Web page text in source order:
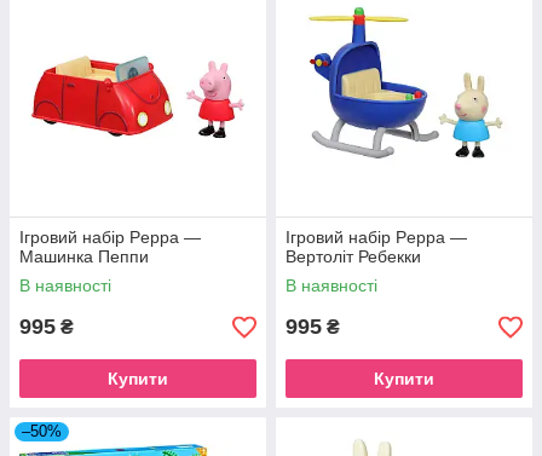
Ігровий набір Peppa —
Машинка Пеппи
В наявності
995 ₴
Купити
Ігровий набір Peppa —
Вертоліт Ребекки
В наявності
995 ₴
Купити
–50%